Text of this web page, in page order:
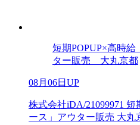
短期POPUP×高時
ター販売 大丸京都
08月06日UP
株式会社iDA/21099971
ース」アウター販売 大丸